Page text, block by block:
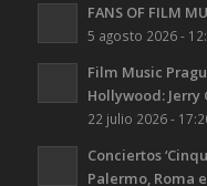
FANS OF FILM
5 agosto 2026 -
Film Music
Hollywood: Jerry
22 julio 2026 -
Conciertos
Palermo, Roma